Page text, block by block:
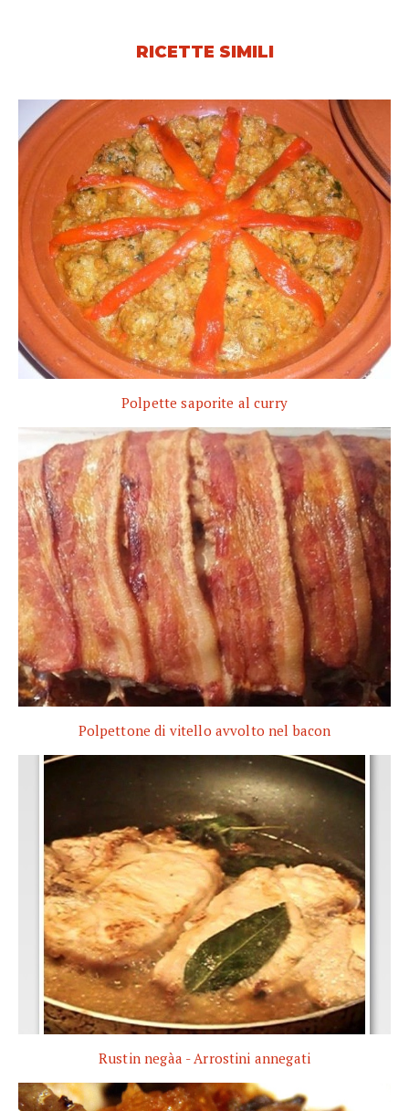
RICETTE SIMILI
Polpette saporite al curry
Polpettone di vitello avvolto nel bacon
Rustin negàa - Arrostini annegati